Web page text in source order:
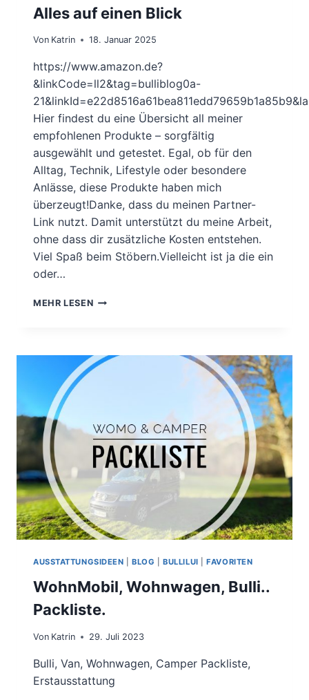
Alles auf einen Blick
Von Katrin 18. Januar 2025
https://www.amazon.de?
&linkCode=ll2&tag=bulliblog0a-
Hier findest du eine Übersicht all meiner
empfohlenen Produkte – sorgfältig
ausgewählt und getestet. Egal, ob für den
Alltag, Technik, Lifestyle oder besondere
Anlässe, diese Produkte haben mich
überzeugt!Danke, dass du meinen Partner-
Link nutzt. Damit unterstützt du meine Arbeit,
ohne dass dir zusätzliche Kosten entstehen.
Viel Spaß beim Stöbern.Vielleicht ist ja die ein
oder…
MEHR LESENMEINE
AUF
EINEN
AUSSTATTUNGSIDEEN |BLOG |BULLILUI |FAVORITEN
WohnMobil, Wohnwagen, Bulli..
Packliste.
Von Katrin 29. Juli 2023
Bulli, Van, Wohnwagen, Camper Packliste,
Erstausstattung